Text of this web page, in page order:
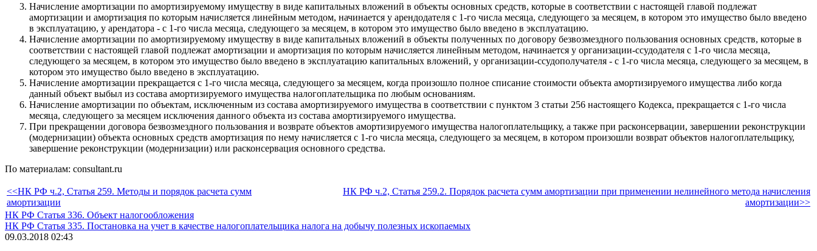
Начисление амортизации по амортизируемому имуществу в виде капитальных вложений в объекты основных средств, которые в соответствии с настоящей главой подлежат
амортизации и амортизация по которым начисляется линейным методом, начинается у арендодателя с 1-го числа месяца, следующего за месяцем, в котором это имущество было введено
в эксплуатацию, у арендатора - с 1-го числа месяца, следующего за месяцем, в котором это имущество было введено в эксплуатацию.
Начисление амортизации по амортизируемому имуществу в виде капитальных вложений в объекты полученных по договору безвозмездного пользования основных средств, которые в
соответствии с настоящей главой подлежат амортизации и амортизация по которым начисляется линейным методом, начинается у организации-ссудодателя с 1-го числа месяца,
следующего за месяцем, в котором это имущество было введено в эксплуатацию капитальных вложений, у организации-ссудополучателя - с 1-го числа месяца, следующего за месяцем, в
котором это имущество было введено в эксплуатацию.
Начисление амортизации прекращается с 1-го числа месяца, следующего за месяцем, когда произошло полное списание стоимости объекта амортизируемого имущества либо когда
данный объект выбыл из состава амортизируемого имущества налогоплательщика по любым основаниям.
Начисление амортизации по объектам, исключенным из состава амортизируемого имущества в соответствии с пунктом 3 статьи 256 настоящего Кодекса, прекращается с 1-го числа
месяца, следующего за месяцем исключения данного объекта из состава амортизируемого имущества.
При прекращении договора безвозмездного пользования и возврате объектов амортизируемого имущества налогоплательщику, а также при расконсервации, завершении реконструкции
(модернизации) объекта основных средств амортизация по нему начисляется с 1-го числа месяца, следующего за месяцем, в котором произошли возврат объектов налогоплательщику,
завершение реконструкции (модернизации) или расконсервация основного средства.
По материалам: consultant.ru
<<НК РФ ч.2, Статья 259. Методы и порядок расчета сумм
амортизации
НК РФ ч.2, Статья 259.2. Порядок расчета сумм амортизации при применении нелинейного метода начисления
амортизации>>
НК РФ Статья 336. Объект налогообложения
НК РФ Статья 335. Постановка на учет в качестве налогоплательщика налога на добычу полезных ископаемых
09.03.2018 02:43